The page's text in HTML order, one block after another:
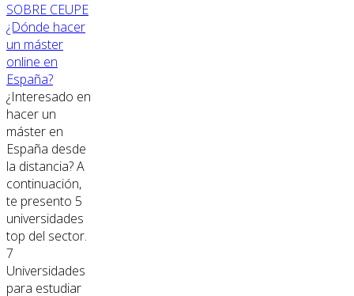
SOBRE CEUPE
¿Dónde hacer
un máster
online en
España?
¿Interesado en
hacer un
máster en
España desde
la distancia? A
continuación,
te presento 5
universidades
top del sector.
7
Universidades
para estudiar